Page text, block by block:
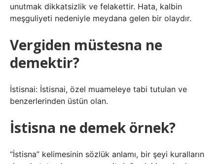
unutmak dikkatsizlik ve felakettir. Hata, kalbin
meşguliyeti nedeniyle meydana gelen bir olaydır.
Vergiden müstesna ne
demektir?
İstisnai: İstisnai, özel muameleye tabi tutulan ve
benzerlerinden üstün olan.
İstisna ne demek örnek?
“İstisna” kelimesinin sözlük anlamı, bir şeyi kuralların